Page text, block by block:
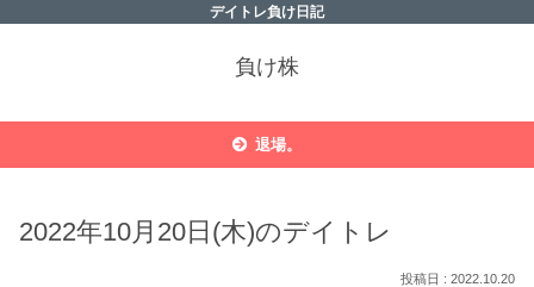
デイトレ負け日記
負け株
退場。
2022年10月20日(木)のデイトレ
2022.10.20